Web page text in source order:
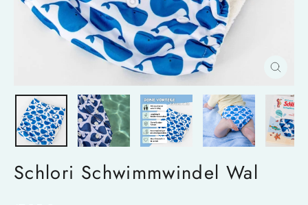
Schlori Schwimmwindel Wal